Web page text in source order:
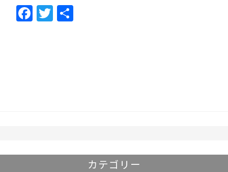
F
ac
T
w
カテゴリー